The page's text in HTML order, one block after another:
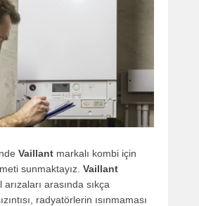
Vaillant markalı kombi için
sunmaktayız. Vaillant
arasında sıkça
radyatörlerin ısınmaması